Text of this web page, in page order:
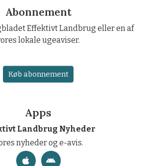
Abonnement
Effektivt Landbrug eller en af
lokale ugeaviser.
Køb abonnement
Apps
Landbrug Nyheder
nyheder og e-avis.